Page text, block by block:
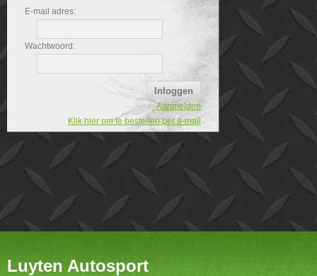
E-mail adres:
Wachtwoord:
Aanmelden
Klik hier om te bestellen per e-mail
Luyten Autosport